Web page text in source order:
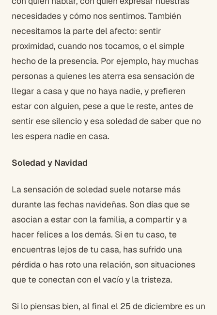
necesidades y cómo nos sentimos. También
necesitamos la parte del afecto: sentir
proximidad, cuando nos tocamos, o el simple
hecho de la presencia. Por ejemplo, hay muchas
personas a quienes les aterra esa sensación de
llegar a casa y que no haya nadie, y prefieren
estar con alguien, pese a que le reste, antes de
sentir ese silencio y esa soledad de saber que no
les espera nadie en casa.
Soledad y Navidad
La sensación de soledad suele notarse más
durante las fechas navideñas. Son días que se
asocian a estar con la familia, a compartir y a
hacer felices a los demás. Si en tu caso, te
encuentras lejos de tu casa, has sufrido una
pérdida o has roto una relación, son situaciones
que te conectan con el vacío y la tristeza.
Si lo piensas bien, al final el 25 de diciembre es un